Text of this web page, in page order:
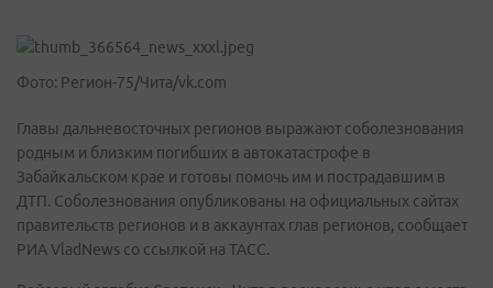
Фото: Регион-75/Чита/vk.com
Главы дальневосточных регионов выражают соболезнования
родным и близким погибших в автокатастрофе в
Забайкальском крае и готовы помочь им и пострадавшим в
ДТП. Соболезнования опубликованы на официальных сайтах
правительств регионов и в аккаунтах глав регионов, сообщает
РИА VladNews со ссылкой на ТАСС.